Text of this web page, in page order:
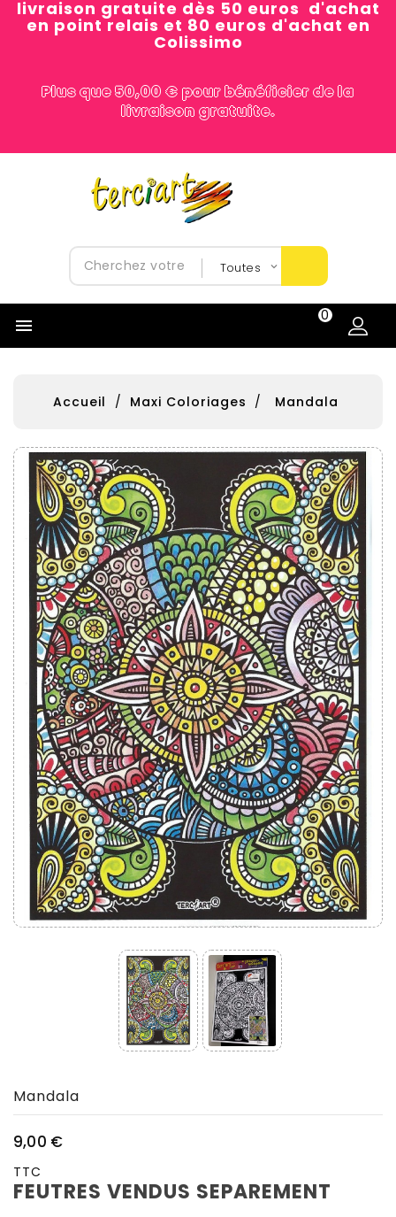
livraison gratuite dès 50 euros d'achat
en point relais et 80 euros d'achat en
Colissimo
Plus que 50,00 € pour bénéficier de la
livraison gratuite.

0
Accueil Maxi Coloriages Mandala
Mandala
9,00 €
TTC
FEUTRES VENDUS SEPAREMENT